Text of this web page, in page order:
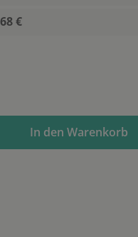
€
In den Warenkorb